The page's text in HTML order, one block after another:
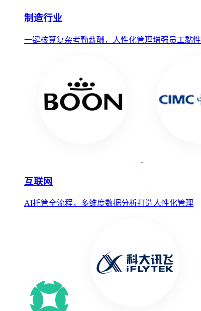
制造行业
一键核算复杂考勤薪酬，人性化管理增强员工黏性
互联网
AI托管全流程，多维度数据分析打造人性化管理